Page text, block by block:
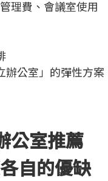
理費、會議室使用
辦公室」的彈性方案
公室推薦
自的優缺